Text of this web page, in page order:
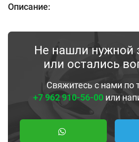
Описание:
Не нашли нужной
или остались
Свяжитесь с нами по
+7 962 910-56-00или